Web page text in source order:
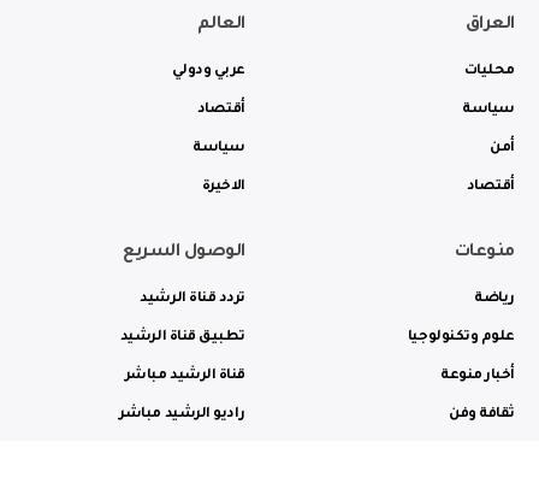
العراق
محليات
سياسة
أمن
أقتصاد
العالم
عربي ودولي
أقتصاد
سياسة
الاخيرة
منوعات
رياضة
علوم وتكنولوجيا
أخبار منوعة
ثقافة وفن
الوصول السريع
تردد قناة الرشيد
تطبيق قناة الرشيد
قناة الرشيد مباشر
راديو الرشيد مباشر